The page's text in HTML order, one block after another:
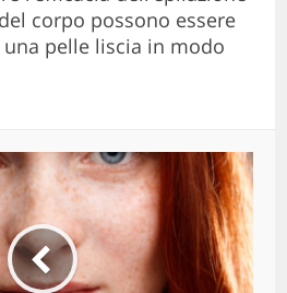
corpo possono essere
pelle liscia in modo